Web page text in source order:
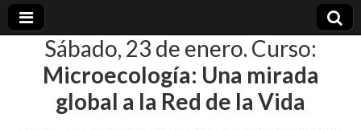
plural-
21.org
Sábado, 23 de enero. Curso:
Microecología: Una mirada
global a la Red de la Vida